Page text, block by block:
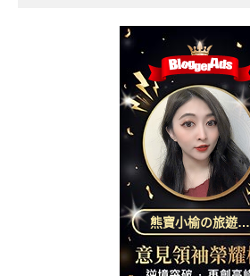
熊寶小榆の旅遊日
記